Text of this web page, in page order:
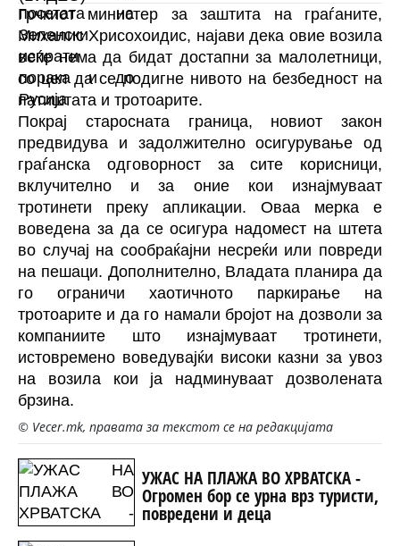
Грчкиот министер за заштита на граѓаните,
Михалис Хрисохоидис, најави дека овие возила
веќе нема да бидат достапни за малолетници,
со цел да се подигне нивото на безбедност на
патиштата и тротоарите.
Покрај старосната граница, новиот закон
предвидува и задолжително осигурување од
граѓанска одговорност за сите корисници,
вклучително и за оние кои изнајмуваат
тротинети преку апликации. Оваа мерка е
воведена за да се осигура надомест на штета
во случај на сообраќајни несреќи или повреди
на пешаци. Дополнително, Владата планира да
го ограничи хаотичното паркирање на
тротоарите и да го намали бројот на дозволи за
компаниите што изнајмуваат тротинети,
истовремено воведувајќи високи казни за увоз
на возила кои ја надминуваат дозволената
брзина.
© Vecer.mk, правата за текстот се на редакцијата
УЖАС НА ПЛАЖА ВО ХРВАТСКА -
Огромен бор се урна врз туристи,
повредени и деца